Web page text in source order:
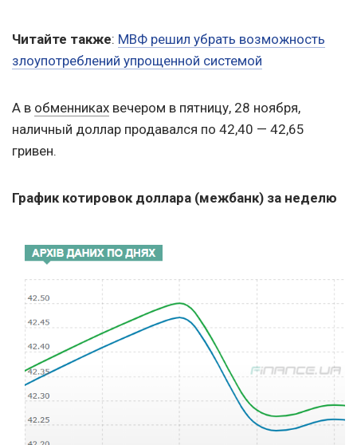
Читайте также: МВФ решил убрать возможность
злоупотреблений упрощенной системой
А в обменниках вечером в пятницу, 28 ноября,
наличный доллар продавался по 42,40 — 42,65
гривен.
График котировок доллара (межбанк) за неделю